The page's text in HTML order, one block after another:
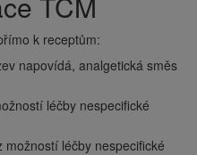
k receptům:
napovídá, analgetická směs
léčby nespecifické
možností léčby nespecifické